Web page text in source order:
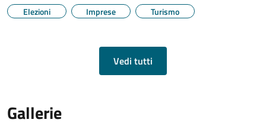
Elezioni Imprese Turismo
Vedi tutti
Gallerie